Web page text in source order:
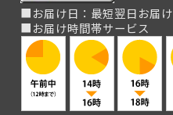
■お届け日：最短翌日お届け
■お届け時間帯サービス